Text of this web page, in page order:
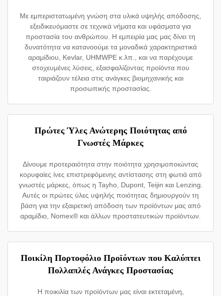
Με εμπεριστατωμένη γνώση στα υλικά υψηλής απόδοσης,
εξειδικευόμαστε σε τεχνικά νήματα και υφάσματα για
προστασία του ανθρώπου. Η εμπειρία μας μας δίνει τη
δυνατότητα να κατανοούμε τα μοναδικά χαρακτηριστικά
αραμίδιου, Kevlar, UHMWPE κ.λπ., και να παρέχουμε
στοχευμένες λύσεις, εξασφαλίζοντας προϊόντα που
ταιριάζουν τέλεια στις ανάγκες βιομηχανικής και
προσωπικής προστασίας.
Πρώτες Ύλες Ανώτερης Ποιότητας από
Γνωστές Μάρκες
Δίνουμε προτεραιότητα στην ποιότητα χρησιμοποιώντας
κορυφαίες ίνες επιστρεφόμενης αντίστασης στη φωτιά από
γνωστές μάρκες, όπως η Tayho, Dupont, Teijin και Lenzing.
Αυτές οι πρώτες ύλες υψηλής ποιότητας δημιουργούν τη
βάση για την εξαιρετική απόδοση των προϊόντων μας από
αραμίδιο, Nomex® και άλλων προστατευτικών προϊόντων.
Ποικίλη Πορτοφόλιο Προϊόντων που Καλύπτει
Πολλαπλές Ανάγκες Προστασίας
Η ποικιλία των προϊόντων μας είναι εκτεταμένη,